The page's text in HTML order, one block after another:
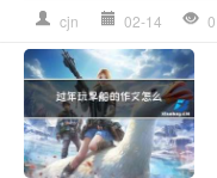
cjn 02-14 0